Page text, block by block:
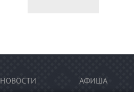
НОВОСТИ АФИША